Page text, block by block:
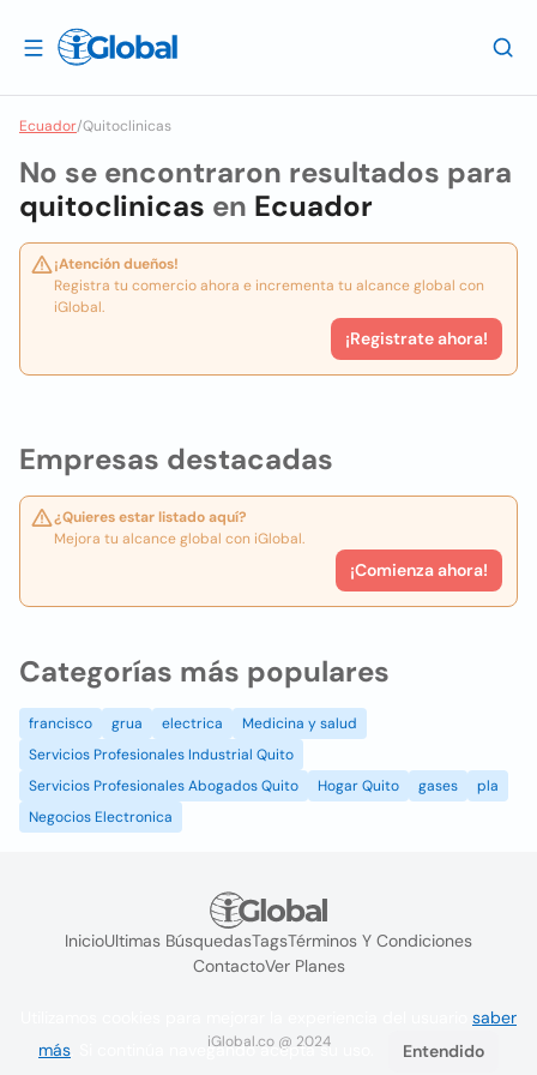
Ecuador/Quitoclinicas
Empresas destacadas
¿Quieres estar listado aquí?
Mejora tu alcance global con iGlobal.
¡Comienza ahora!
No se encontraron resultados para
quitoclinicas en Ecuador
¡Atención dueños!
Registra tu comercio ahora e incrementa tu alcance global con
iGlobal.
¡Registrate ahora!
Categorías más populares
francisco grua electrica
Medicina y salud
Servicios Profesionales Industrial Quito
Servicios Profesionales Abogados Quito
Hogar Quito gases
pla
Negocios Electronica
InicioUltimas BúsquedasTagsTérminos Y Condiciones
ContactoVer Planes
iGlobal.co @ 2024
saber
más . Si continúa navegando acepta su uso. Entendido